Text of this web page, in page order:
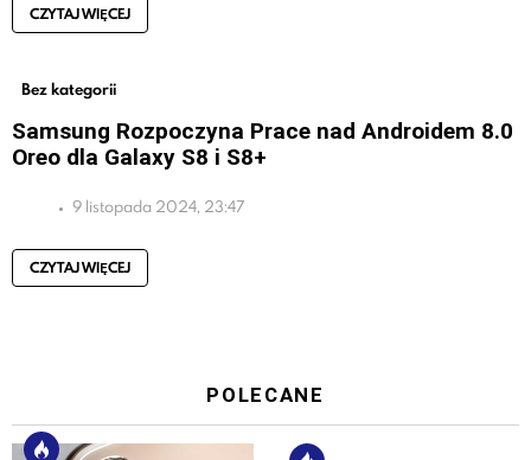
CZYTAJ WIĘCEJ
Bez kategorii
Samsung Rozpoczyna Prace nad Androidem 8.0
Oreo dla Galaxy S8 i S8+
9 listopada 2024, 23:47
CZYTAJ WIĘCEJ
POLECANE